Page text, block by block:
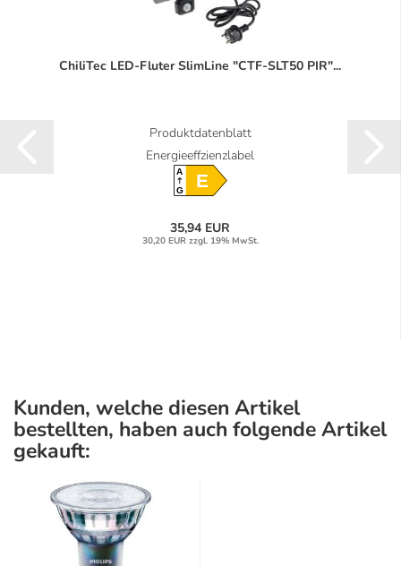
ChiliTec LED-Fluter SlimLine "CTF-SLT50 PIR"...
Produktdatenblatt
Energieeffzienzlabel
A
GE
35,94 EUR
30,20 EUR zzgl. 19% MwSt.
Kunden, welche diesen Artikel
bestellten, haben auch folgende Artikel
gekauft: